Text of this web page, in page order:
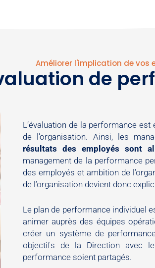
Améliorer l'implication de vos
de
L’évaluation de la performance
de l’organisation. Ainsi, les
résultats des employés sont
management de la performance
des employés et ambition de
de l’organisation devient donc
Le plan de performance individuel
animer auprès des équipes
créer un système de
objectifs de la Direction avec
performance soient partagés.